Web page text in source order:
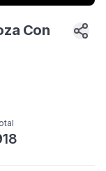
Con